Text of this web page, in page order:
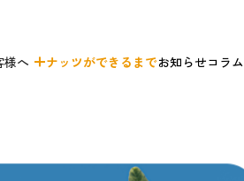
様へ ナッツができるまでお知らせコラム